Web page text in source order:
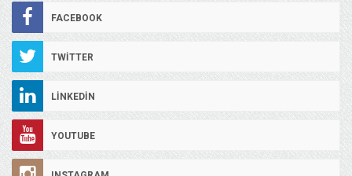
FACEBOOK
TWITTER
LINKEDIN
YOUTUBE